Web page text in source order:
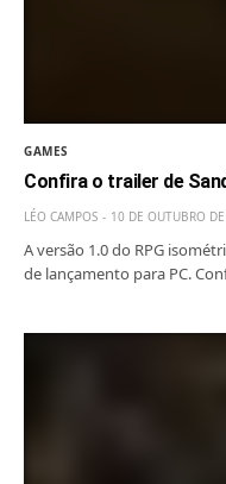
GAMES
Confira o trailer de
LÉO CAMPOS 10 DE OUTUBRO
A versão 1.0 do RPG
de lançamento para PC.